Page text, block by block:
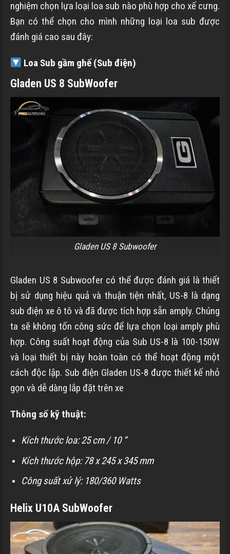
nghiệm chọn lựa loại loa sub nào phù hợp cho xế cưng.
Bạn có thể chọn cho mình những loại loa sub được
đánh giá cao sau đây:
Loa Sub gầm ghế (Sub điện)
Gladen US 8 SubWoofer
Gladen US 8 Subwoofer
Gladen US 8 Subwoofer có thể được đánh giá là thiết
bị sử dụng hiệu quả và thuận tiện nhất, US-8 là dạng
sub điện xe ô tô và đã được tích hợp sẵn amply. Chúng
ta sẽ không tốn công sức để lựa chọn loại amply phù
hợp. Công suất hoạt động của Sub US-8 là 100-150W
và loại thiết bị này hoàn toàn có thể hoạt động một
cách độc lập. Sub điện Gladen US-8 được thiết kế nhỏ
gọn và dễ dàng lắp đặt trên xe
Thông số kỹ thuật:
Kích thước loa: 25 cm / 10 “
Kích thước hộp: 78 x 245 x 345 mm
Công suất xử lý: 180/360 Watts
Helix U10A SubWoofer